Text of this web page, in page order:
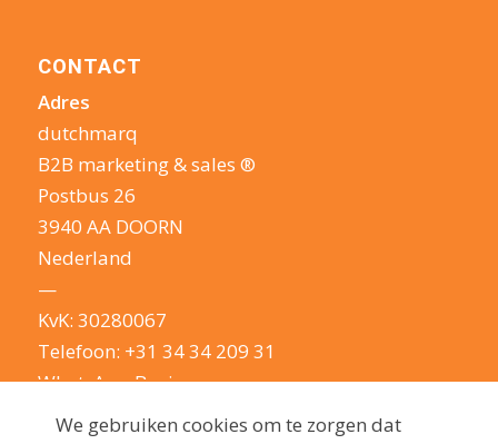
CONTACT
Adres
dutchmarq
B2B marketing & sales ®
Postbus 26
3940 AA DOORN
Nederland
—
KvK: 30280067
Telefoon: +31 34 34 209 31
WhatsApp Business
E-mail:
info@dutchmarq.nl
We gebruiken cookies om te zorgen dat